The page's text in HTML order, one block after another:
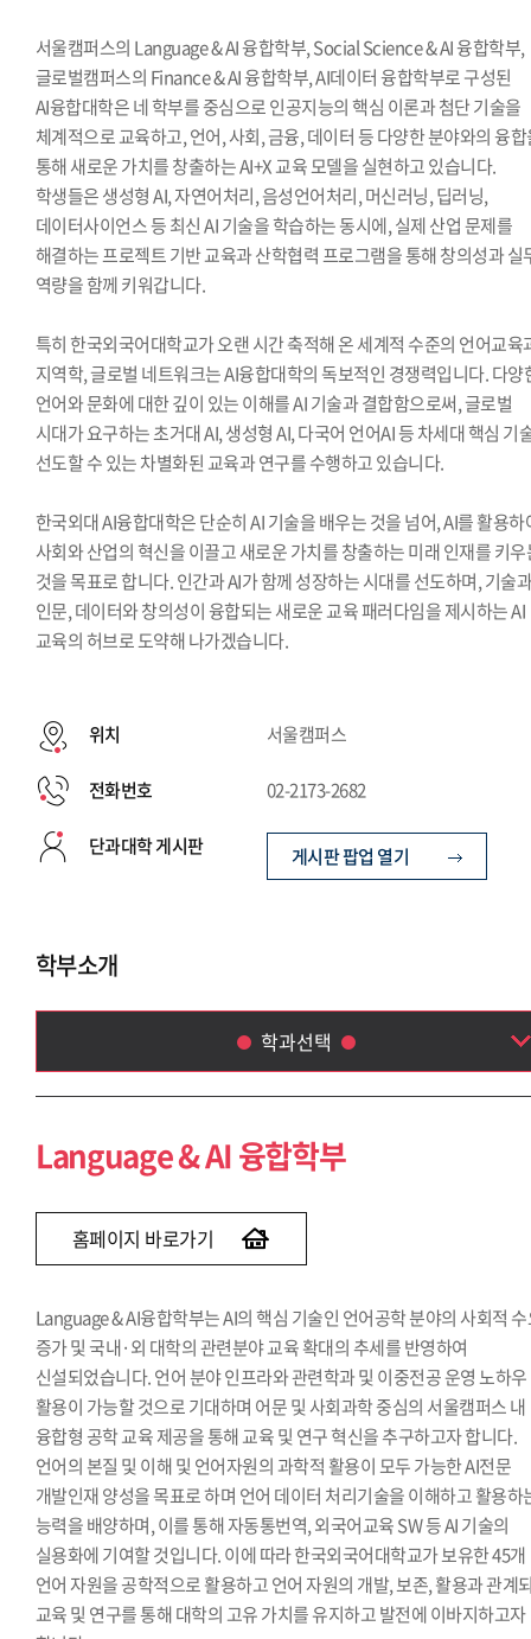
서울캠퍼스의 Language & AI 융합학부, Social Science & AI 융합학부,
글로벌캠퍼스의 Finance & AI 융합학부, AI데이터 융합학부로 구성된
AI융합대학은 네 학부를 중심으로 인공지능의 핵심 이론과 첨단 기술을
체계적으로 교육하고, 언어, 사회, 금융, 데이터 등 다양한 분야와의 융
통해 새로운 가치를 창출하는 AI+X 교육 모델을 실현하고 있습니다.
학생들은 생성형 AI, 자연어처리, 음성언어처리, 머신러닝, 딥러닝,
데이터사이언스 등 최신 AI 기술을 학습하는 동시에, 실제 산업 문제를
해결하는 프로젝트 기반 교육과 산학협력 프로그램을 통해 창의성과 실
역량을 함께 키워갑니다.
특히 한국외국어대학교가 오랜 시간 축적해 온 세계적 수준의 언어교육
지역학, 글로벌 네트워크는 AI융합대학의 독보적인 경쟁력입니다. 다양
언어와 문화에 대한 깊이 있는 이해를 AI 기술과 결합함으로써, 글로벌
시대가 요구하는 초거대 AI, 생성형 AI, 다국어 언어AI 등 차세대 핵심 기
선도할 수 있는 차별화된 교육과 연구를 수행하고 있습니다.
한국외대 AI융합대학은 단순히 AI 기술을 배우는 것을 넘어, AI를 활용하
사회와 산업의 혁신을 이끌고 새로운 가치를 창출하는 미래 인재를 키
것을 목표로 합니다. 인간과 AI가 함께 성장하는 시대를 선도하며, 기술
인문, 데이터와 창의성이 융합되는 새로운 교육 패러다임을 제시하는 AI
교육의 허브로 도약해 나가겠습니다.
위치 서울캠퍼스
전화번호 02-2173-2682
단과대학 게시판 게시판 팝업 열기
학부소개
학과선택
Language & AI 융합학부
Language & AI 융합학부
홈페이지 바로가기
Language & AI융합학부는 AI의 핵심 기술인 언어공학 분야의 사회적
증가 및 국내·외 대학의 관련분야 교육 확대의 추세를 반영하여
신설되었습니다. 언어 분야 인프라와 관련학과 및 이중전공 운영 노하우
활용이 가능할 것으로 기대하며 어문 및 사회과학 중심의 서울캠퍼스 내
융합형 공학 교육 제공을 통해 교육 및 연구 혁신을 추구하고자 합니다.
언어의 본질 및 이해 및 언어자원의 과학적 활용이 모두 가능한 AI전문
개발인재 양성을 목표로 하며 언어 데이터 처리기술을 이해하고 활용하
능력을 배양하며, 이를 통해 자동통번역, 외국어교육 SW 등 AI 기술의
실용화에 기여할 것입니다. 이에 따라 한국외국어대학교가 보유한 45개
언어 자원을 공학적으로 활용하고 언어 자원의 개발, 보존, 활용과 관계
교육 및 연구를 통해 대학의 고유 가치를 유지하고 발전에 이바지하고자